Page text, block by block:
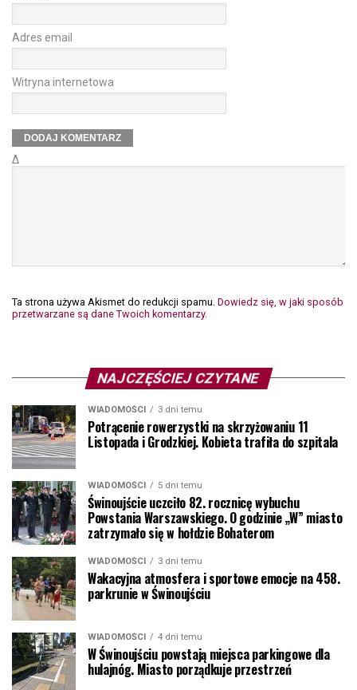
Adres email
Witryna internetowa
Δ
Ta strona używa Akismet do redukcji spamu. Dowiedz się, w jaki sposób
przetwarzane są dane Twoich komentarzy.
NAJCZĘŚCIEJ CZYTANE
WIADOMOŚCI 3 dni temu
Potrącenie rowerzystki na skrzyżowaniu 11
Listopada i Grodzkiej. Kobieta trafiła do szpitala
WIADOMOŚCI 5 dni temu
Świnoujście uczciło 82. rocznicę wybuchu
Powstania Warszawskiego. O godzinie „W” miasto
zatrzymało się w hołdzie Bohaterom
WIADOMOŚCI 3 dni temu
Wakacyjna atmosfera i sportowe emocje na 458.
parkrunie w Świnoujściu
WIADOMOŚCI 4 dni temu
W Świnoujściu powstają miejsca parkingowe dla
hulajnóg. Miasto porządkuje przestrzeń